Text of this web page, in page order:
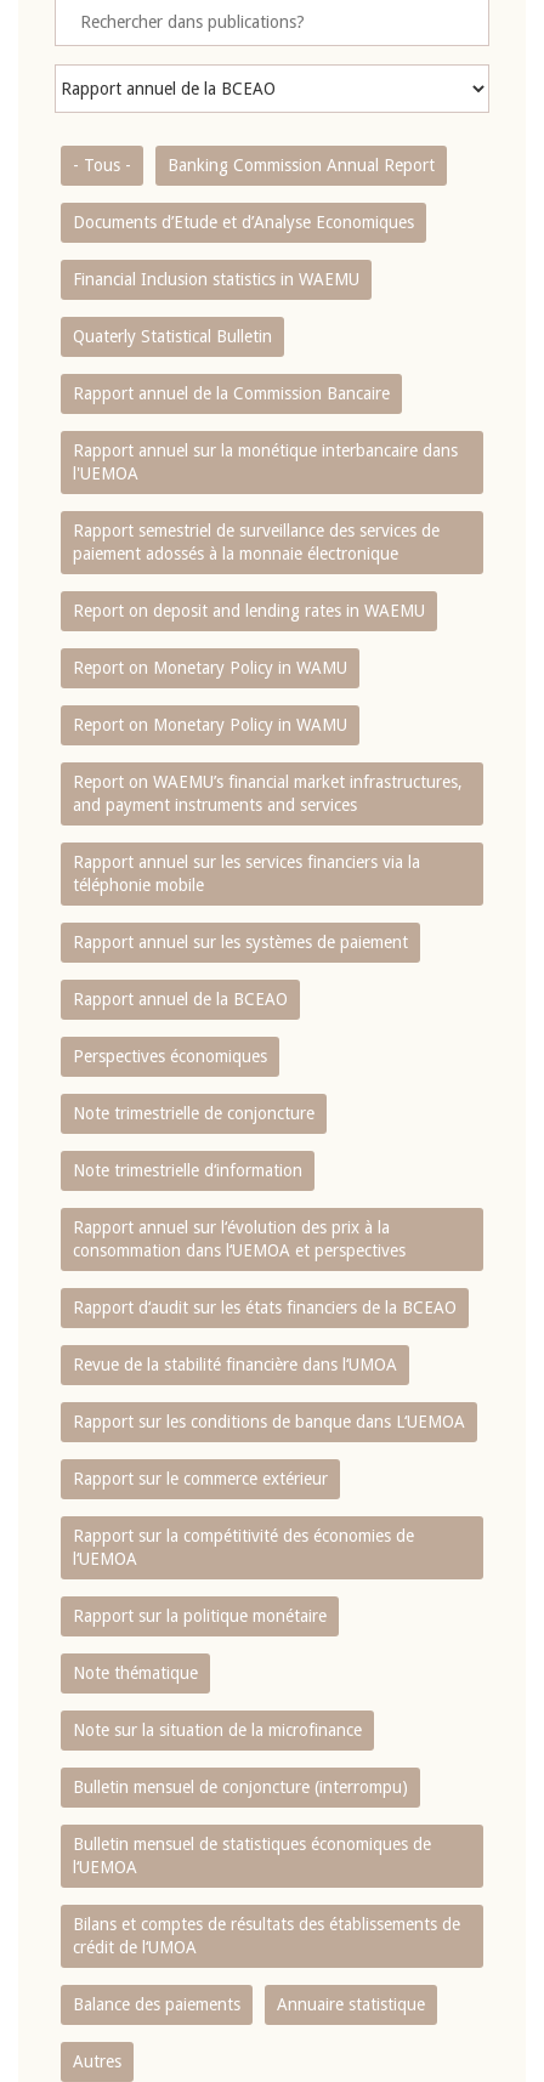
- Tous - Banking Commission Annual Report
Documents d’Etude et d’Analyse Economiques
Financial Inclusion statistics in WAEMU
Quaterly Statistical Bulletin
Rapport annuel de la Commission Bancaire
Rapport annuel sur la monétique interbancaire dans
l'UEMOA
Rapport semestriel de surveillance des services de
paiement adossés à la monnaie électronique
Report on deposit and lending rates in WAEMU
Report on Monetary Policy in WAMU
Report on Monetary Policy in WAMU
Report on WAEMU’s financial market infrastructures,
and payment instruments and services
Rapport annuel sur les services financiers via la
téléphonie mobile
Rapport annuel sur les systèmes de paiement
Rapport annuel de la BCEAO
Perspectives économiques
Note trimestrielle de conjoncture
Note trimestrielle d‘information
Rapport annuel sur l‘évolution des prix à la
consommation dans l‘UEMOA et perspectives
Rapport d‘audit sur les états financiers de la BCEAO
Revue de la stabilité financière dans l‘UMOA
Rapport sur les conditions de banque dans L‘UEMOA
Rapport sur le commerce extérieur
Rapport sur la compétitivité des économies de
l‘UEMOA
Rapport sur la politique monétaire
Note thématique
Note sur la situation de la microfinance
Bulletin mensuel de conjoncture (interrompu)
Bulletin mensuel de statistiques économiques de
l‘UEMOA
Bilans et comptes de résultats des établissements de
crédit de l‘UMOA
Balance des paiements Annuaire statistique
Autres